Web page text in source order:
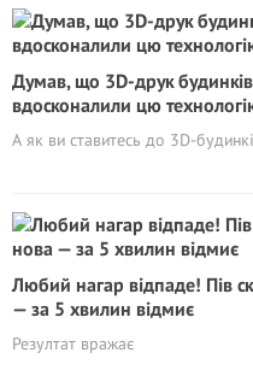
Думав, що 3D-друк
вдосконалили цю
А як ви ставитесь до 3D-
Любий нагар відпаде! Пів
— за 5 хвилин відмиє
Резултат вражає